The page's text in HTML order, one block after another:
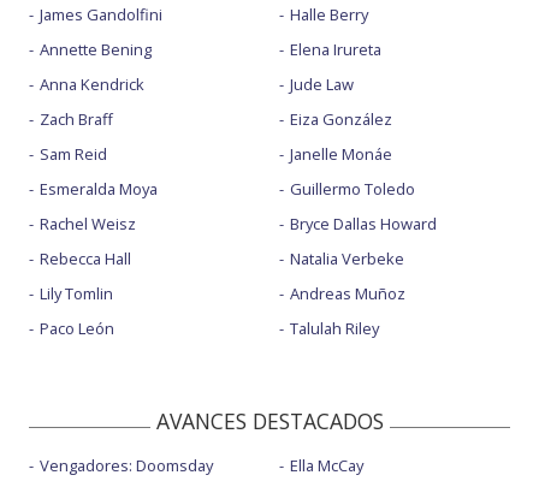
James Gandolfini
Annette Bening
Anna Kendrick
Zach Braff
Sam Reid
Esmeralda Moya
Rachel Weisz
Rebecca Hall
Lily Tomlin
Paco León
Halle Berry
Elena Irureta
Jude Law
Eiza González
Janelle Monáe
Guillermo Toledo
Bryce Dallas Howard
Natalia Verbeke
Andreas Muñoz
Talulah Riley
AVANCES DESTACADOS
Vengadores: Doomsday
Ella McCay